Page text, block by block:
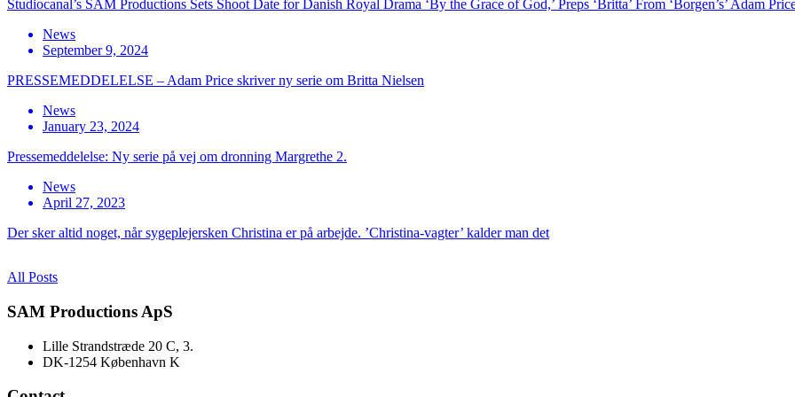
Studiocanal’s SAM Productions Sets Shoot Date for Danish Royal Drama ‘By the Grace of God,’ Preps ‘Britta’ From ‘Borgen’s’ Adam
News
September 9, 2024
PRESSEMEDDELELSE – Adam Price skriver ny serie om Britta Nielsen
News
January 23, 2024
Pressemeddelelse: Ny serie på vej om dronning Margrethe 2.
News
April 27, 2023
Der sker altid noget, når sygeplejersken Christina er på arbejde. ’Christina-vagter’ kalder man det
All Posts
SAM Productions ApS
Lille Strandstræde 20 C, 3.
DK-1254 København K